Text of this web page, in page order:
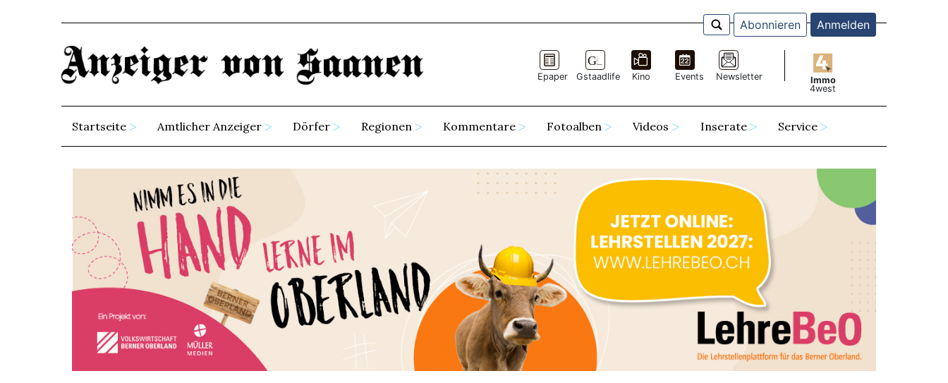
Abonnieren Anmelden
Epaper Gstaadlife Kino Events Newsletter
Immo
4west
Startseite Amtlicher Anzeiger Dörfer Regionen Kommentare Fotoalben Videos Inserate Service